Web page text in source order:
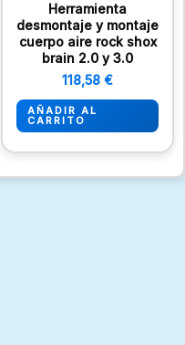
Herramienta
desmontaje y montaje
cuerpo aire rock shox
brain 2.0 y 3.0
118,58 €
AÑADIR AL
CARRITO